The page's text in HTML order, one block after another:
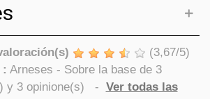
(3,67/5)
: Arneses - Sobre la base de 3
y 3opinione(s) - Ver todas las